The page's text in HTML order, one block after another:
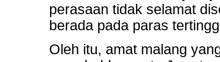
perasaan tidak selamat
berada pada paras
Oleh itu, amat malang